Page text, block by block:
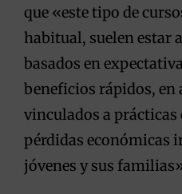
que «este tipo de
habitual, suelen estar
basados en
beneficios rápidos, en
vinculados a prácticas
pérdidas económicas
jóvenes y sus